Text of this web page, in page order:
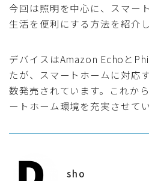
今回は照明を中心に、スマー
生活を便利にする方法を紹介
デバイスはAmazon Echoと
たが、スマートホームに対応
数発売されています。これか
ートホーム環境を充実させて
sho